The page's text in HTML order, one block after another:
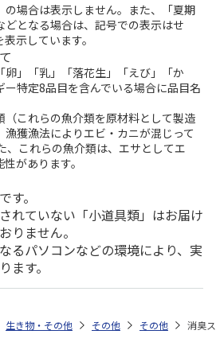
の場合は表示しません。また、「夏期
となる場合は、記号での表示はせ
示しています。
」「乳」「落花生」「えび」「か
ー特定8品目を含んでいる場合に品目名
これらの魚介類を原材料として製造
獲漁法によりエビ・カニが混じって
、これらの魚介類は、エサとしてエ
があります。
す。
れていない「小道具類」はお届け
りません。
るパソコンなどの環境により、実
ます。
生き物・その他 その他 その他 消臭